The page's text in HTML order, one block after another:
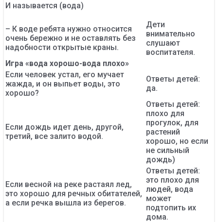
И называется (вода)
– К воде ребята нужно относится
очень бережно и не оставлять без
надобности открытые краны.
Дети
внимательно
слушают
воспитателя.
Игра «вода хорошо-вода плохо»
Если человек устал, его мучает
жажда, и он выпьет воды, это
хорошо?
Ответы детей:
да.
Если дождь идет день, другой,
третий, все залито водой.
Ответы детей:
плохо для
прогулок, для
растений
хорошо, но если
не сильный
дождь)
Если весной на реке растаял лед,
это хорошо для речных обитателей,
а если речка вышла из берегов.
Ответы детей:
это плохо для
людей, вода
может
подтопить их
дома.